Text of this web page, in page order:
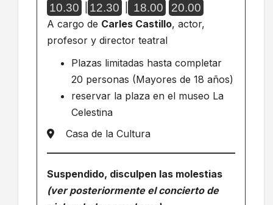
10.30 12.30 18.00 20.00
A cargo de Carles Castillo, actor,
profesor y director teatral
Plazas limitadas hasta completar
20 personas (Mayores de 18 años)
reservar la plaza en el museo La
Celestina
Casa de la Cultura
Suspendido, disculpen las molestias
(ver posteriormente el concierto de